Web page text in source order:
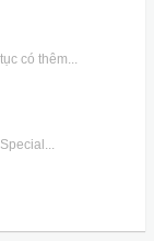
có thêm...